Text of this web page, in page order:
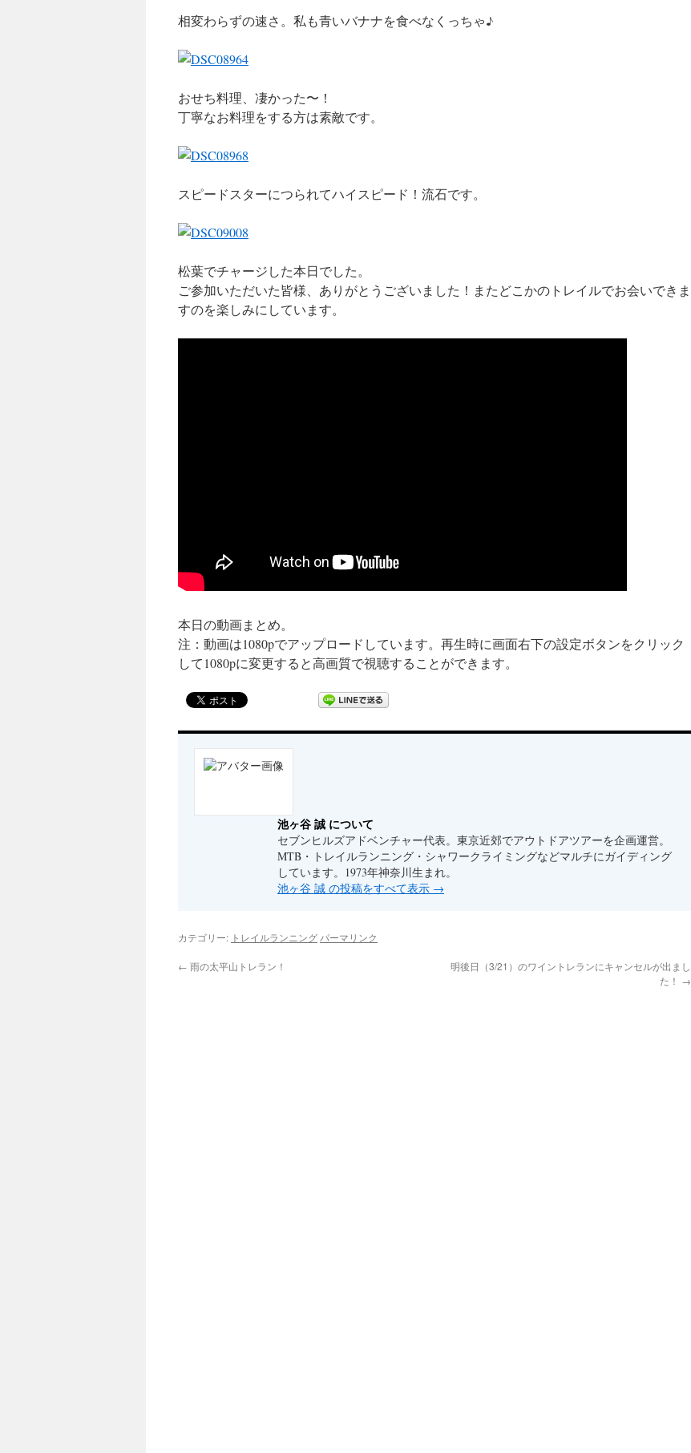
相変わらずの速さ。私も青いバナナを食べなくっちゃ♪
おせち料理、凄かった〜！
丁寧なお料理をする方は素敵です。
スピードスターにつられてハイスピード！流石です。
松葉でチャージした本日でした。
ご参加いただいた皆様、ありがとうございました！またどこかのトレイルでお会いできま
すのを楽しみにしています。
本日の動画まとめ。
注：動画は1080pでアップロードしています。再生時に画面右下の設定ボタンをクリック
して1080pに変更すると高画質で視聴することができます。
池ヶ谷 誠 について
セブンヒルズアドベンチャー代表。東京近郊でアウトドアツアーを企画運営。
MTB・トレイルランニング・シャワークライミングなどマルチにガイディング
しています。1973年神奈川生まれ。
池ヶ谷 誠 の投稿をすべて表示 →
カテゴリー: トレイルランニング パーマリンク
← 雨の太平山トレラン！
明後日（3/21）のワイントレランにキャンセルが出まし
た！ →